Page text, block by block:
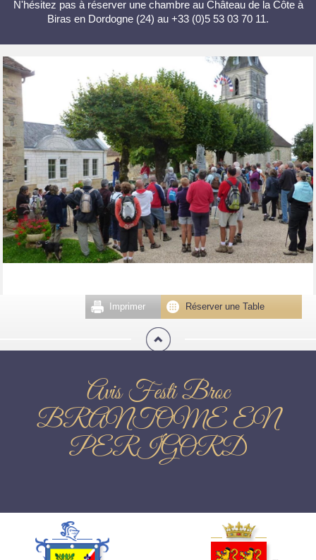
N'hésitez pas à réserver une chambre au Château de la Côte à
Biras en Dordogne (24) au +33 (0)5 53 03 70 11.
Réserver une Table
Imprimer
Avis Festi Broc
BRANTOME EN
PERIGORD